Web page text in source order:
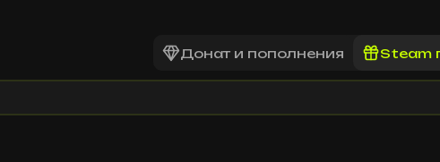
Донат и пополнения Steam